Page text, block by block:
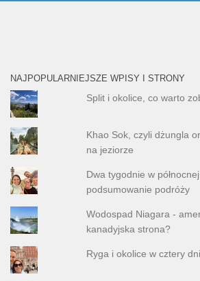
NAJPOPULARNIEJSZE WPISY I STRONY
Split i okolice, co warto
Khao Sok, czyli dżungla
na jeziorze
Dwa tygodnie w
podsumowanie podróży
Wodospad Niagara -
kanadyjska strona?
Ryga i okolice w cztery dni